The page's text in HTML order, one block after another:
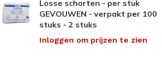
Losse schorten - per stuk
GEVOUWEN - verpakt per 100
stuks - 2 stuks
Inloggen om prijzen te zien